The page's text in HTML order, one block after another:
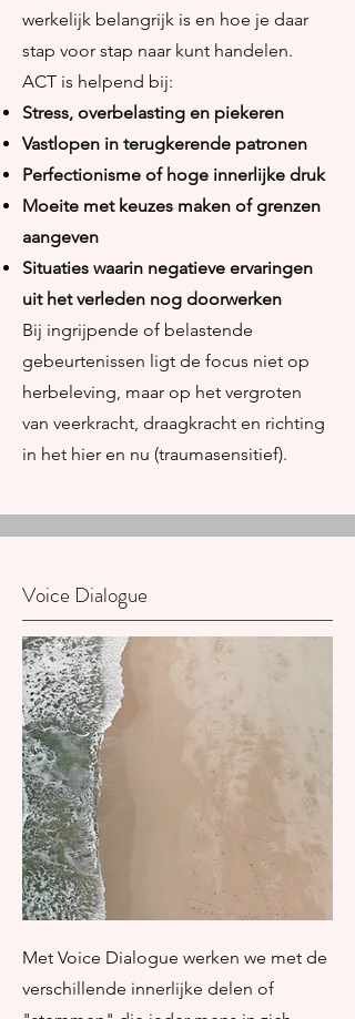
werkelijk belangrijk is en hoe je daar
stap voor stap naar kunt handelen.
ACT is helpend bij:
Stress, overbelasting en piekeren
Vastlopen in terugkerende patronen
Perfectionisme of hoge innerlijke druk
Moeite met keuzes maken of grenzen
aangeven
Situaties waarin negatieve ervaringen
uit het verleden nog doorwerken
Bij ingrijpende of belastende
gebeurtenissen ligt de focus niet op
herbeleving, maar op het vergroten
van veerkracht, draagkracht en richting
in het hier en nu (traumasensitief).
Voice Dialogue
Met Voice Dialogue werken we met de
verschillende innerlijke delen of